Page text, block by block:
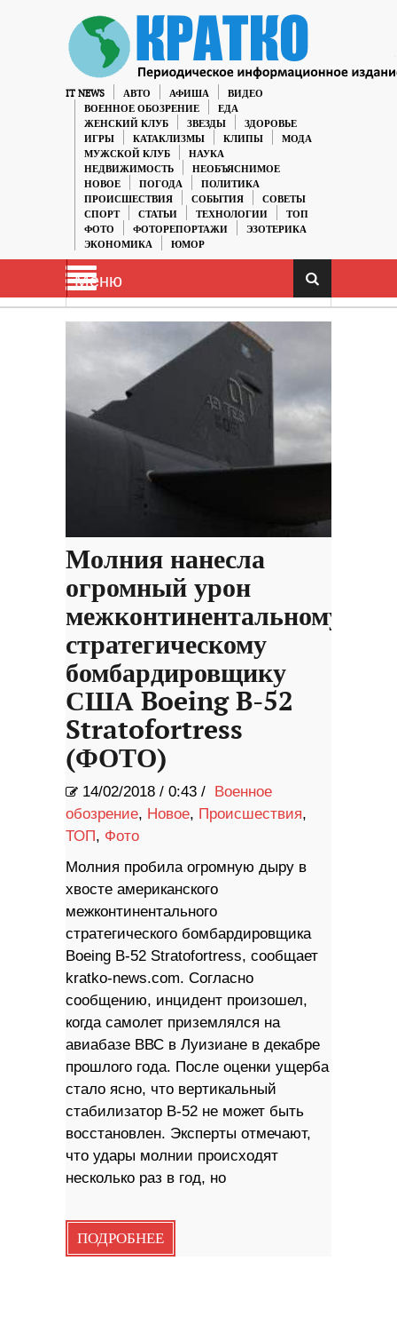
IT NEWS АВТО АФИША
ВИДЕО
ВОЕННОЕ ОБОЗРЕНИЕ
ЕДА
ЖЕНСКИЙ КЛУБ
ЗВЕЗДЫ
ЗДОРОВЬЕ
ИГРЫ
КАТАКЛИЗМЫ КЛИПЫ
МОДА
МУЖСКОЙ КЛУБ
НАУКА
НЕДВИЖИМОСТЬ
НЕОБЪЯСНИМОЕ
НОВОЕ
ПОГОДА
ПОЛИТИКА
ПРОИСШЕСТВИЯ
СОБЫТИЯ
СОВЕТЫ
СПОРТ
СТАТЬИ ТЕХНОЛОГИИ
ТОП
ФОТО
ФОТОРЕПОРТАЖИ
ЭЗОТЕРИКА
ЭКОНОМИКА
ЮМОР
Меню
Молния нанесла
огромный урон
межконтинентальному
стратегическому
бомбардировщику
США Boeing B-52
Stratofortress
(ФОТО)
14/02/2018 / 0:43 /
Военное
обозрение, Новое, Происшествия,
ТОП, Фото
Молния пробила огромную дыру в
хвосте американского
межконтинентального
стратегического бомбардировщика
Boeing B-52 Stratofortress, сообщает
kratko-news.com. Согласно
сообщению, инцидент произошел,
когда самолет приземлялся на
авиабазе ВВС в Луизиане в декабре
прошлого года. После оценки ущерба
стало ясно, что вертикальный
стабилизатор B-52 не может быть
восстановлен. Эксперты отмечают,
что удары молнии происходят
несколько раз в год, но
ПОДРОБНЕЕ